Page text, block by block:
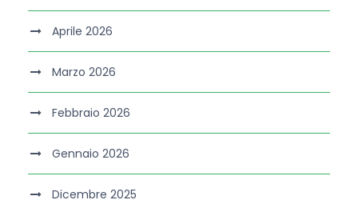
Aprile 2026
Marzo 2026
Febbraio 2026
Gennaio 2026
Dicembre 2025